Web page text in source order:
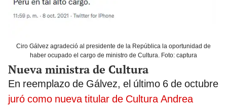
Ciro Gálvez agradeció al presidente de la República la oportunidad de
haber ocupado el cargo de ministro de Cultura. Foto: captura
Nueva ministra de Cultura
En reemplazo de Gálvez, el último 6 de octubre
juró como nueva titular de Cultura Andrea